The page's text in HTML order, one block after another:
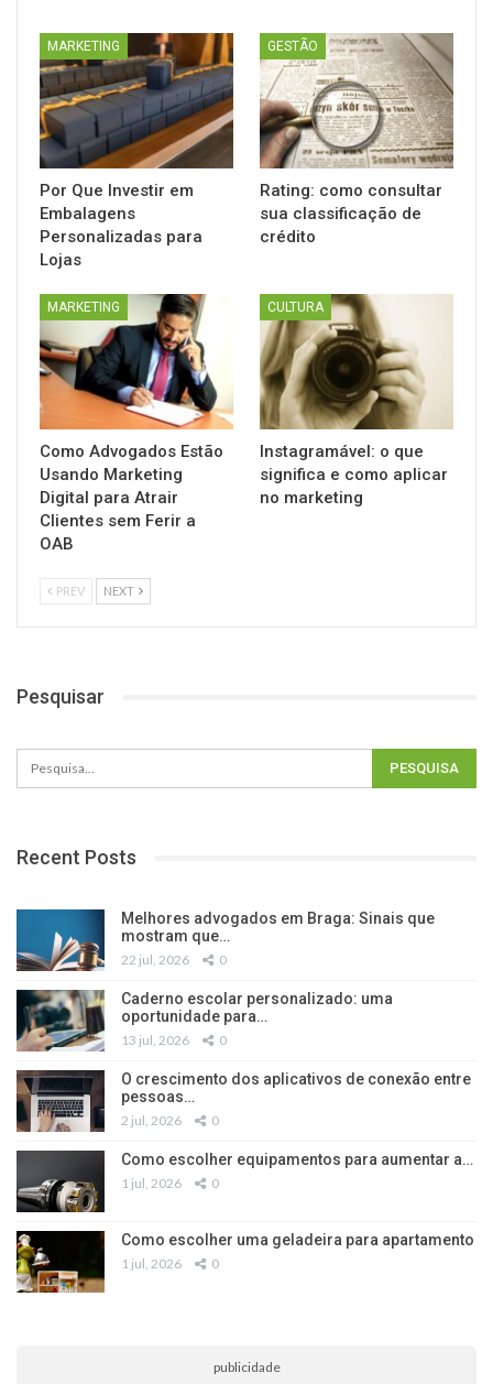
MARKETING
Por Que Investir em
Embalagens
Personalizadas para
Lojas
GESTÃO
Rating: como consultar
sua classificação de
crédito
MARKETING
Como Advogados Estão
Usando Marketing
Digital para Atrair
Clientes sem Ferir a
OAB
CULTURA
Instagramável: o que
significa e como aplicar
no marketing
PREV NEXT
Pesquisar
Recent Posts
Melhores advogados em Braga: Sinais que
mostram que…
22 jul, 2026 0
Caderno escolar personalizado: uma
oportunidade para…
13 jul, 2026 0
O crescimento dos aplicativos de conexão entre
pessoas…
2 jul, 2026 0
Como escolher equipamentos para aumentar a…
1 jul, 2026 0
Como escolher uma geladeira para apartamento
1 jul, 2026 0
publicidade